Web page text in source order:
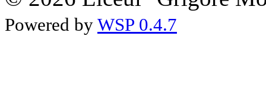
Powered by WSP 0.4.7